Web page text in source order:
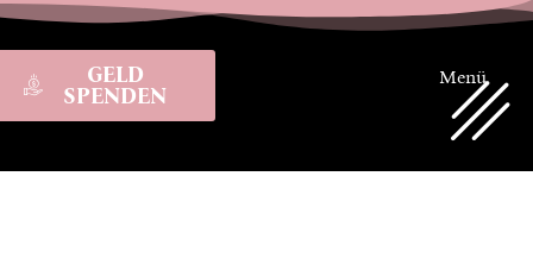
GELD
SPENDEN
Menü